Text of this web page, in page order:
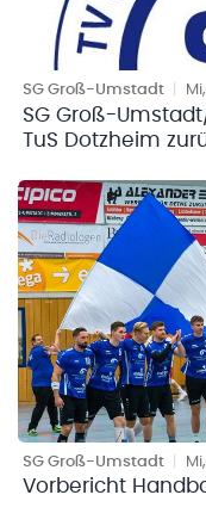
SG Groß-Umstadt
SG Groß-
TuS Dotzheim
SG Groß-Umstadt
Vorbericht